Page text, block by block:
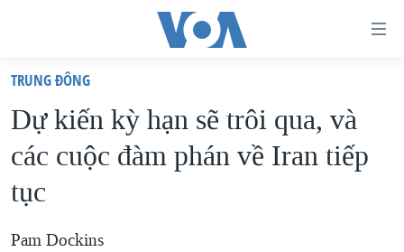
truy
cập
Tới
nội
dung
chính
VIỆT NAM
HOA KỲ
BIỂN ĐÔNG
THẾ GIỚI
TRUNG ÐÔNG
Dự kiến kỳ hạn sẽ trôi qua, và
các cuộc đàm phán về Iran tiếp
tục
Pam Dockins